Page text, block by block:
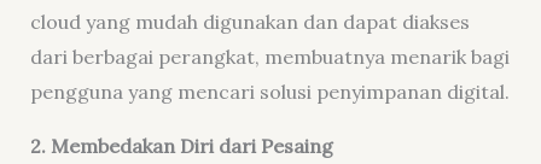
cloud yang mudah digunakan dan dapat diakses
dari berbagai perangkat, membuatnya menarik bagi
pengguna yang mencari solusi penyimpanan digital.
2. Membedakan Diri dari Pesaing